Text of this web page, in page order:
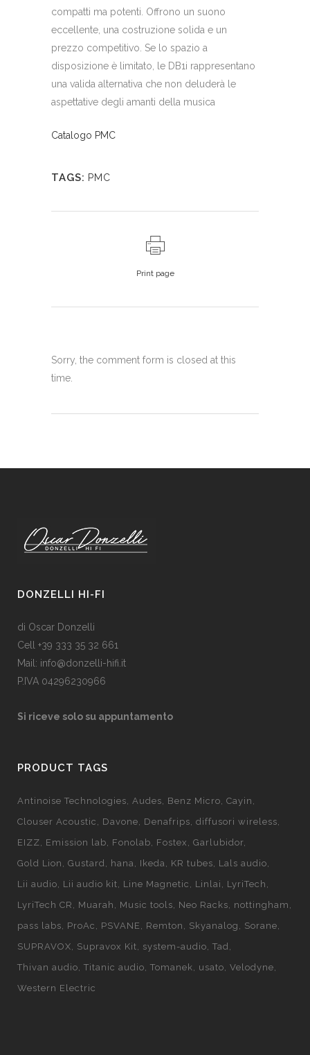
compatti ma potenti. Offrono un suono
eccellente, una costruzione solida e un
prezzo competitivo. Se lo spazio a
disposizione è limitato, le DB1i rappresentano
una valida alternativa che non deluderà le
aspettative degli amanti della musica
Catalogo PMC
TAGS: PMC
Print page
Sorry, the comment form is closed at this
time.
DONZELLI HI-FI
di Oscar Donzelli
Cell +39 333 35 32 661
Mail: info@donzelli-hifi.it
P.IVA 04296230966
Si riceve solo su appuntamento
PRODUCT TAGS
Antinoise Technologies Audes Benz Micro Cayin
Clouser Acoustic
Davone Denafrips diffusori wireless
EIZZ
Emission lab Fonolab Fostex
Garlubidor
Gold Lion
Gustard hana Ikeda KR tubes
Lals audio
Lii audio
Lii audio kit Line Magnetic Linlai
LyriTech
LyriTech CR
Muarah Music tools Neo Racks
nottingham
pass labs
ProAc PSVANE Remton Skyanalog
Sorane
SUPRAVOX
Supravox Kit system-audio Tad
Thivan audio Titanic audio Tomanek usato Velodyne
Western Electric